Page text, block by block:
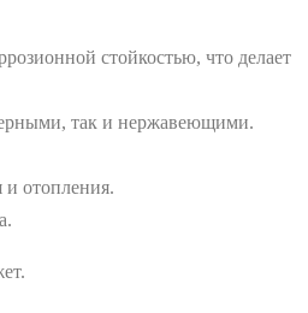
стойкостью, что делает
так и нержавеющими.
и отопления.